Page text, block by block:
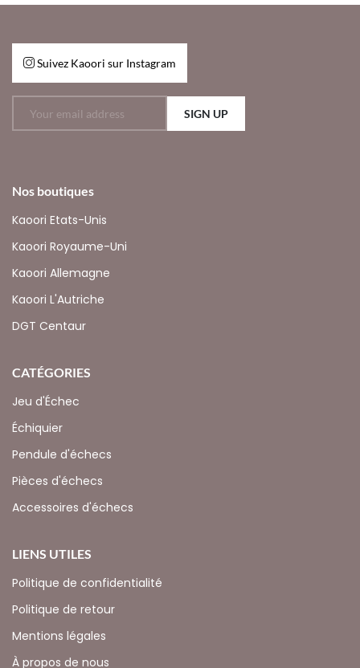
Suivez Kaoori sur Instagram
SIGN UP
Nos boutiques
Kaoori Etats-Unis
Kaoori Royaume-Uni
Kaoori Allemagne
Kaoori L'Autriche
DGT Centaur
CATÉGORIES
Jeu d'Échec
Échiquier
Pendule d'échecs
Pièces d'échecs
Accessoires d'échecs
LIENS UTILES
Politique de confidentialité
Politique de retour
Mentions légales
À propos de nous